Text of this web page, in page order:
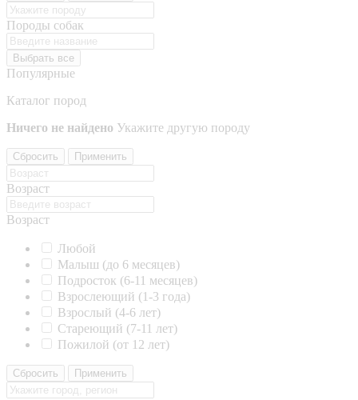
Породы собак
Выбрать все
Популярные
Каталог пород
Ничего не найдено Укажите другую породу
Сбросить Применить
Возраст
Возраст
Любой
Малыш (до 6 месяцев)
Подросток (6-11 месяцев)
Взрослеющий (1-3 года)
Взрослый (4-6 лет)
Стареющий (7-11 лет)
Пожилой (от 12 лет)
Сбросить Применить